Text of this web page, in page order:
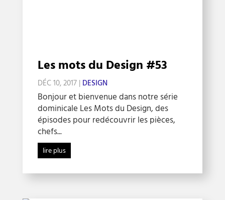
Les mots du Design #53
DÉC 10, 2017| DESIGN
Bonjour et bienvenue dans notre série
dominicale Les Mots du Design, des
épisodes pour redécouvrir les pièces,
chefs...
lire plus